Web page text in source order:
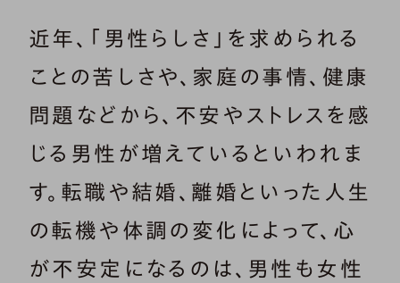
近年、「男性らしさ」を求められる
ことの苦しさや、家庭の事情、健康
問題などから、不安やストレスを感
じる男性が増えているといわれま
す。転職や結婚、離婚といった人生
の転機や体調の変化によって、心
が不安定になるのは、男性も女性